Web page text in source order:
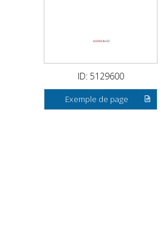
ID: 5129600
Exemple de page